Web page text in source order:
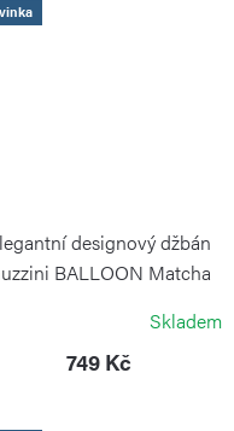
designový džbán
BALLOON Matcha
Skladem
749 Kč